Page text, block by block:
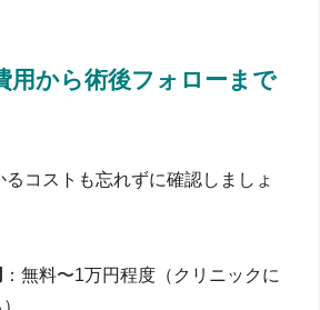
用から術後フォローまで
コストも忘れずに確認しましょ
：無料〜1万円程度（クリニックに